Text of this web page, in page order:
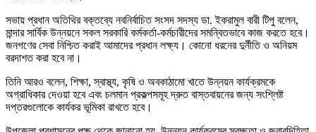
সভায় প্রধান অতিথির বক্তব্যে নবনির্বাচিত সংসদ সদস্য ডা. ইকরামুল বারী টিপু বলেন,
মান্দার সার্বিক উন্নয়নে সকল সরকারি কর্মকর্তা-কর্মচারীদের সমন্বিতভাবে কাজ করতে হবে।
জনগণের সেবা নিশ্চিত করাই আমাদের প্রধান লক্ষ্য। কোনো ধরনের দুর্নীতি ও অনিয়ম
বরদাশত করা হবে না।
তিনি আরও বলেন, শিক্ষা, স্বাস্থ্য, কৃষি ও অবকাঠামো খাতে উন্নয়ন কার্যক্রমকে
অগ্রাধিকার দেওয়া হবে এবং চলমান প্রকল্পসমূহ দ্রুত বাস্তবায়নের জন্য সংশ্লিষ্ট
দপ্তরগুলোকে কার্যকর ভূমিকা রাখতে হবে।